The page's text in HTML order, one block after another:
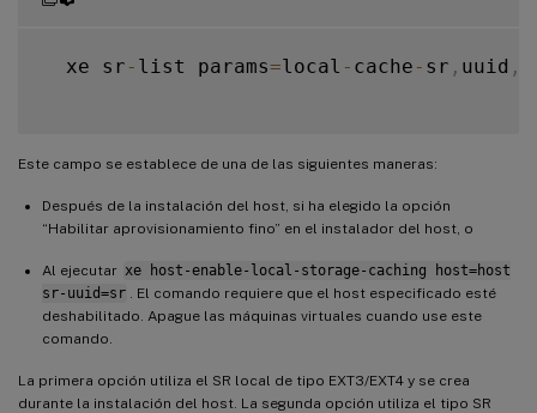
  xe sr
- list params=local - cache - sr , uuid ,
Este campo se establece de una de las siguientes maneras:
Después de la instalación del host, si ha elegido la opción
“Habilitar aprovisionamiento fino” en el instalador del host, o
Al ejecutar xe host-enable-local-storage-caching host=host
sr-uuid=sr . El comando requiere que el host especificado esté
deshabilitado. Apague las máquinas virtuales cuando use este
comando.
La primera opción utiliza el SR local de tipo EXT3/EXT4 y se crea
durante la instalación del host. La segunda opción utiliza el tipo SR